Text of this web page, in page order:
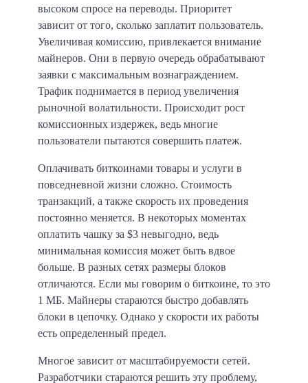
высоком спросе на переводы. Приоритет
зависит от того, сколько заплатит пользователь.
Увеличивая комиссию, привлекается внимание
майнеров. Они в первую очередь обрабатывают
заявки с максимальным вознаграждением.
Трафик поднимается в период увеличения
рыночной волатильности. Происходит рост
комиссионных издержек, ведь многие
пользователи пытаются совершить платеж.
Оплачивать биткоинами товары и услуги в
повседневной жизни сложно. Стоимость
транзакций, а также скорость их проведения
постоянно меняется. В некоторых моментах
оплатить чашку за $3 невыгодно, ведь
минимальная комиссия может быть вдвое
больше. В разных сетях размеры блоков
отличаются. Если мы говорим о биткоине, то это
1 МБ. Майнеры стараются быстро добавлять
блоки в цепочку. Однако у скорости их работы
есть определенный предел.
Многое зависит от масштабируемости сетей.
Разработчики стараются решить эту проблему,